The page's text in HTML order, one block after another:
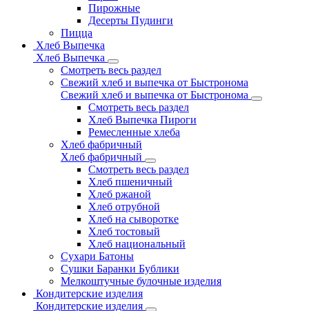
Пирожные
Десерты Пудинги
Пицца
Хлеб Выпечка
Хлеб Выпечка
Смотреть весь раздел
Свежий хлеб и выпечка от Быстронома
Свежий хлеб и выпечка от Быстронома
Смотреть весь раздел
Хлеб Выпечка Пироги
Ремесленные хлеба
Хлеб фабричный
Хлеб фабричный
Смотреть весь раздел
Хлеб пшеничный
Хлеб ржаной
Хлеб отрубной
Хлеб на сыворотке
Хлеб тостовый
Хлеб национальный
Сухари Батоны
Сушки Баранки Бублики
Мелкоштучные булочные изделия
Кондитерские изделия
Кондитерские изделия